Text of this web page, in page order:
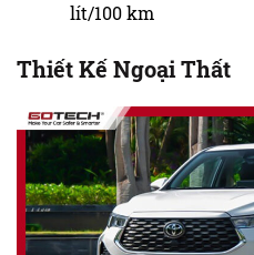
lít/100 km
Thiết Kế Ngoại Thất